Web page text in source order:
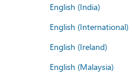
English (India)
English (International)
English (Ireland)
English (Malaysia)